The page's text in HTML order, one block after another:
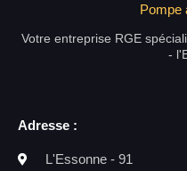
Pompe
Votre entreprise RGE
-
Adresse :
L'Essonne - 91